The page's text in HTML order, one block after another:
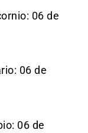
06 de
06 de
06 de